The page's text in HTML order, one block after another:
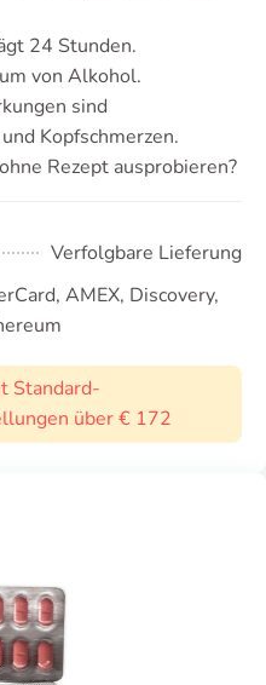
24 Stunden.
von Alkohol.
sind
Kopfschmerzen.
Rezept ausprobieren?
Verfolgbare Lieferung
AMEX, Discovery,
Standard-
über € 172